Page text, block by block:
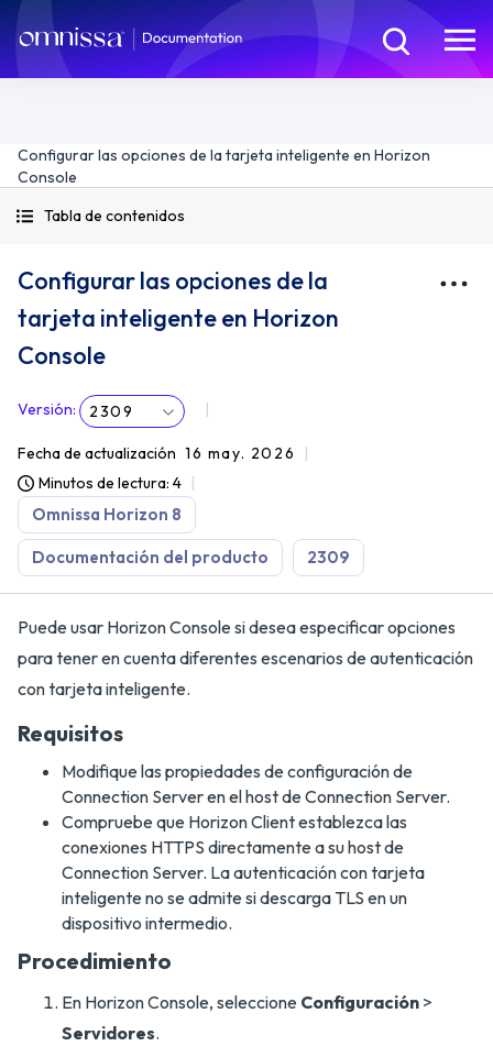
Configurar las opciones de la tarjeta inteligente en Horizon
Console
Tabla de contenidos
Configurar las opciones de la
tarjeta inteligente en Horizon
Console
Versión: 2309
Fecha de actualización 16 may. 2026
Minutos de lectura: 4
Omnissa Horizon 8
Documentación del producto 2309
Puede usar Horizon Console si desea especificar opciones
para tener en cuenta diferentes escenarios de autenticación
con tarjeta inteligente.
Requisitos
Modifique las propiedades de configuración de
Connection Server en el host de Connection Server.
Compruebe que Horizon Client establezca las
conexiones HTTPS directamente a su host de
Connection Server. La autenticación con tarjeta
inteligente no se admite si descarga TLS en un
dispositivo intermedio.
Procedimiento
En Horizon Console, seleccione Configuración >
Servidores.